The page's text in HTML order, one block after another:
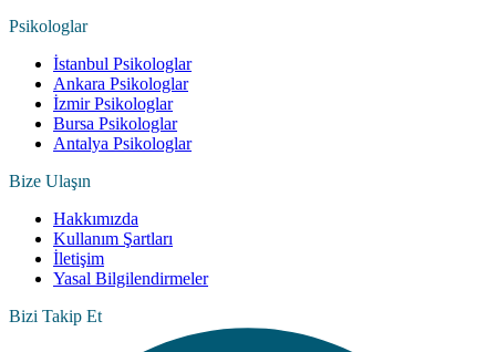
Psikologlar
İstanbul Psikologlar
Ankara Psikologlar
İzmir Psikologlar
Bursa Psikologlar
Antalya Psikologlar
Bize Ulaşın
Hakkımızda
Kullanım Şartları
İletişim
Yasal Bilgilendirmeler
Bizi Takip Et